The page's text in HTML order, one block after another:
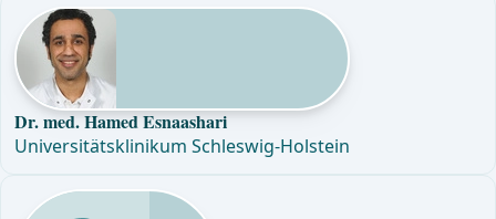
Dr. med. Hamed Esnaashari
Universitätsklinikum Schleswig-Holstein